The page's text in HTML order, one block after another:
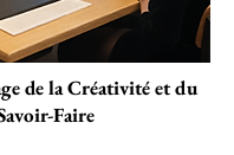
de la Créativité et du
Faire